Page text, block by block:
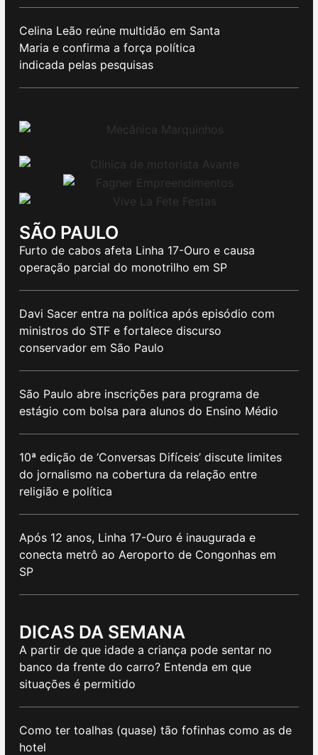
Celina Leão reúne multidão em Santa
Maria e confirma a força política
indicada pelas pesquisas
SÃO PAULO
Furto de cabos afeta Linha 17-Ouro e causa
operação parcial do monotrilho em SP
Davi Sacer entra na política após episódio com
ministros do STF e fortalece discurso
conservador em São Paulo
São Paulo abre inscrições para programa de
estágio com bolsa para alunos do Ensino Médio
10ª edição de ‘Conversas Difíceis’ discute limites
do jornalismo na cobertura da relação entre
religião e política
Após 12 anos, Linha 17-Ouro é inaugurada e
conecta metrô ao Aeroporto de Congonhas em
SP
DICAS DA SEMANA
A partir de que idade a criança pode sentar no
banco da frente do carro? Entenda em que
situações é permitido
Como ter toalhas (quase) tão fofinhas como as de
hotel